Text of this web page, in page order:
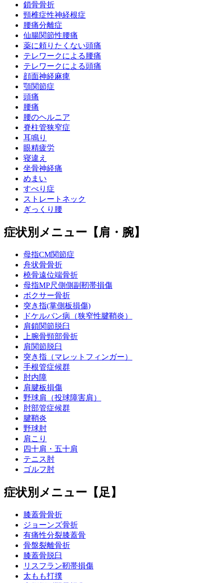
鎖骨骨折
頸椎症性神経根症
腰痛分離症
仙腸関節性腰痛
薬に頼りたくない頭痛
テレワークによる腰痛
テレワークによる頭痛
顔面神経麻痺
顎関節症
頭痛
腰痛
腰のヘルニア
脊柱管狭窄症
耳鳴り
眼精疲労
寝違え
坐骨神経痛
めまい
すべり症
ストレートネック
ぎっくり腰
症状別メニュー【肩・腕】
母指CM関節症
舟状骨骨折
橈骨遠位端骨折
母指MP尺側側副靭帯損傷
ボクサー骨折
突き指(掌側板損傷)
ドケルバン病（狭窄性腱鞘炎）
肩鎖関節脱臼
上腕骨頸部骨折
肩関節脱臼
突き指（マレットフィンガー）
手根管症候群
肘内障
肩腱板損傷
野球肩（投球障害肩）
肘部管症候群
腱鞘炎
野球肘
肩こり
四十肩・五十肩
テニス肘
ゴルフ肘
症状別メニュー【足】
膝蓋骨骨折
ジョーンズ骨折
有痛性分裂膝蓋骨
骨盤裂離骨折
膝蓋骨脱臼
リスフラン靭帯損傷
太もも打撲